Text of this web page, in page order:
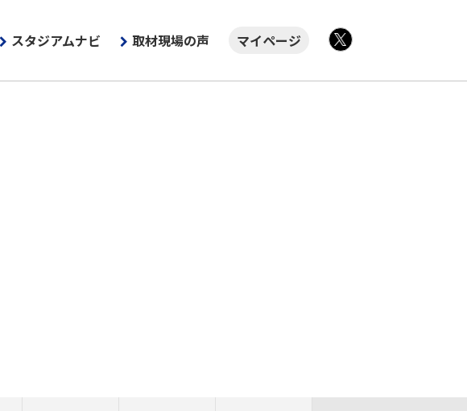
スタジアムナビ 取材現場の声
マイページ